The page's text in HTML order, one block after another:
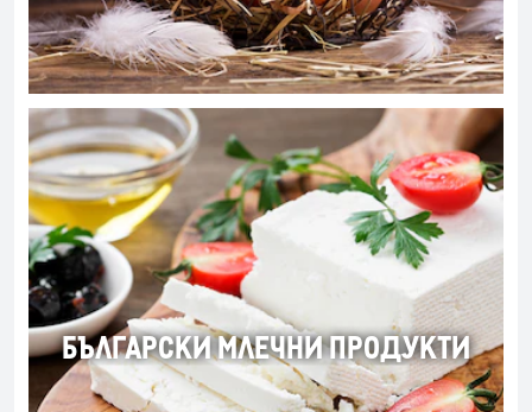
БЪЛГАРСКИ МЛЕЧНИ ПРОДУКТИ